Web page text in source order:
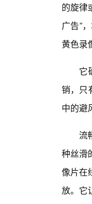
的旋律
广告”
黄色录
它
销，只
中的避
流
种丝滑
像片在
放。它